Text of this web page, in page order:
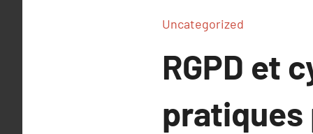
Uncategorized
RGPD et
pratiques